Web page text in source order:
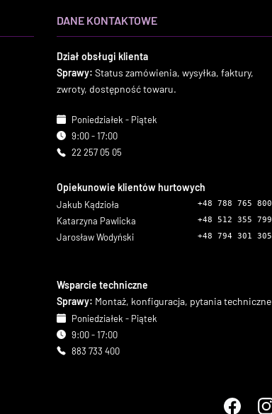
DANE KONTAKTOWE
Dział obsługi klienta
Sprawy: Status zamówienia, wysyłka, faktury,
zwroty, dostępność towaru.
Poniedziałek - Piątek
9:00 - 17:00
22 257 05 05
Opiekunowie klientów hurtowych
Jakub Kądzioła +48 788 765 800
Katarzyna Pawlicka +48 512 355 799
Jarosław Wodyński +48 794 301 305
Wsparcie techniczne
Sprawy: Montaż, konfiguracja, pytania techniczne
Poniedziałek - Piątek
9:00 - 17:00
883 733 400